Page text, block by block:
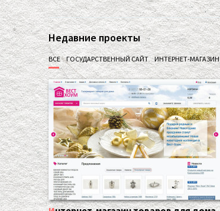
Недавние проекты
ВСЕ ГОСУДАРСТВЕННЫЙ САЙТ ИНТЕРНЕТ-МАГАЗИН